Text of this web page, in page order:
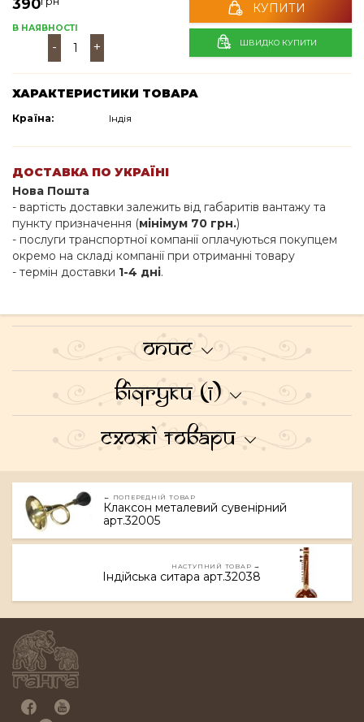
390
В НАЯВНОСТІ
- +
КУПИТИ
ШВИДКО КУПИТИ
ХАРАКТЕРИСТИКИ ТОВАРА
Країна: Індія
ДОСТАВКА ПО УКРАЇНІ
Нова Пошта
- вартість доставки залежить від габаритів вантажу та
пункту призначення (мінімум 70 грн.)
- послуги транспортної компанії оплачуються покупцем
окремо на складі компанії при отриманні товару
- термін доставки 1-4 дні.
Опис
Відгуки (1)
Схожі товари
← ПОПЕРЕДНІЙ ТОВАР
Клаксон металевий сувенірний
арт.32005
НАСТУПНИЙ ТОВАР →
Індійська ситара арт.32038